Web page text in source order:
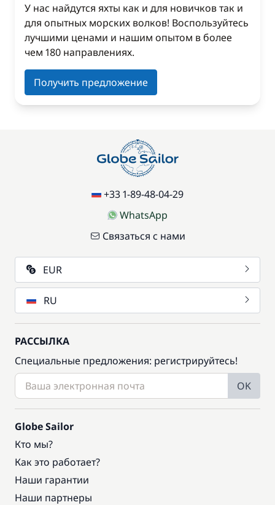
У нас найдутся яхты как и для новичков так и
для опытных морских волков! Воспользуйтесь
лучшими ценами и нашим опытом в более
чем 180 направлениях.
Получить предложение
+33 1-89-48-04-29
WhatsApp
Связаться с нами
EUR
RU
РАССЫЛКА
Специальные предложения: регистрируйтесь!
OK
Globe Sailor
Кто мы?
Как это работает?
Наши гарантии
Наши партнеры